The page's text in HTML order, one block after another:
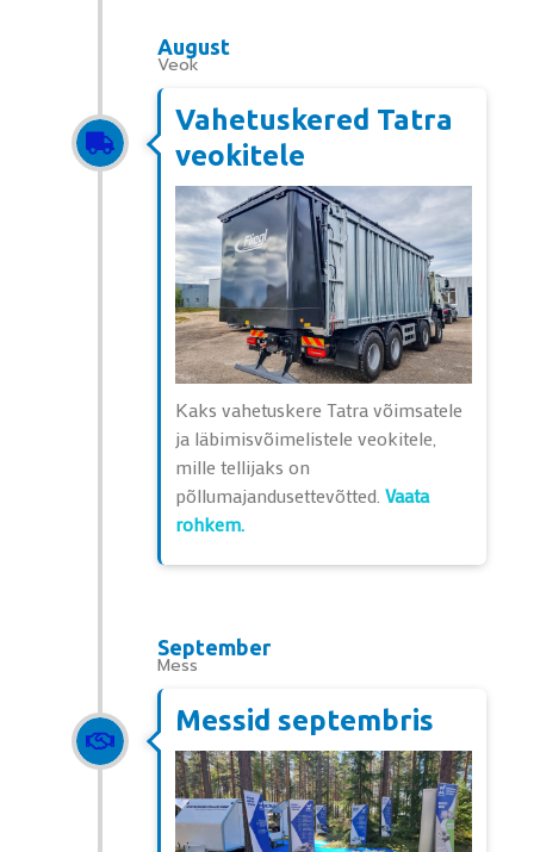
August
Veok
Vahetuskered Tatra
veokitele
Kaks vahetuskere Tatra võimsatele
ja läbimisvõimelistele veokitele,
mille tellijaks on
põllumajandusettevõtted. Vaata
rohkem.
September
Mess
Messid septembris